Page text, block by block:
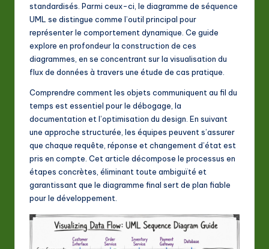
A
&
S
o
ft
w
standardisés. Parmi ceux-ci, le diagramme de séquence
UML se distingue comme l’outil principal pour
représenter le comportement dynamique. Ce guide
explore en profondeur la construction de ces
diagrammes, en se concentrant sur la visualisation du
flux de données à travers une étude de cas pratique.
Comprendre comment les objets communiquent au fil du
temps est essentiel pour le débogage, la
documentation et l’optimisation du design. En suivant
une approche structurée, les équipes peuvent s’assurer
que chaque requête, réponse et changement d’état est
pris en compte. Cet article décompose le processus en
étapes concrètes, éliminant toute ambiguïté et
garantissant que le diagramme final sert de plan fiable
pour le développement.